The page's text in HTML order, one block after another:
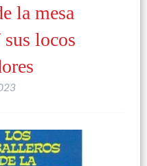
la mesa
sus locos